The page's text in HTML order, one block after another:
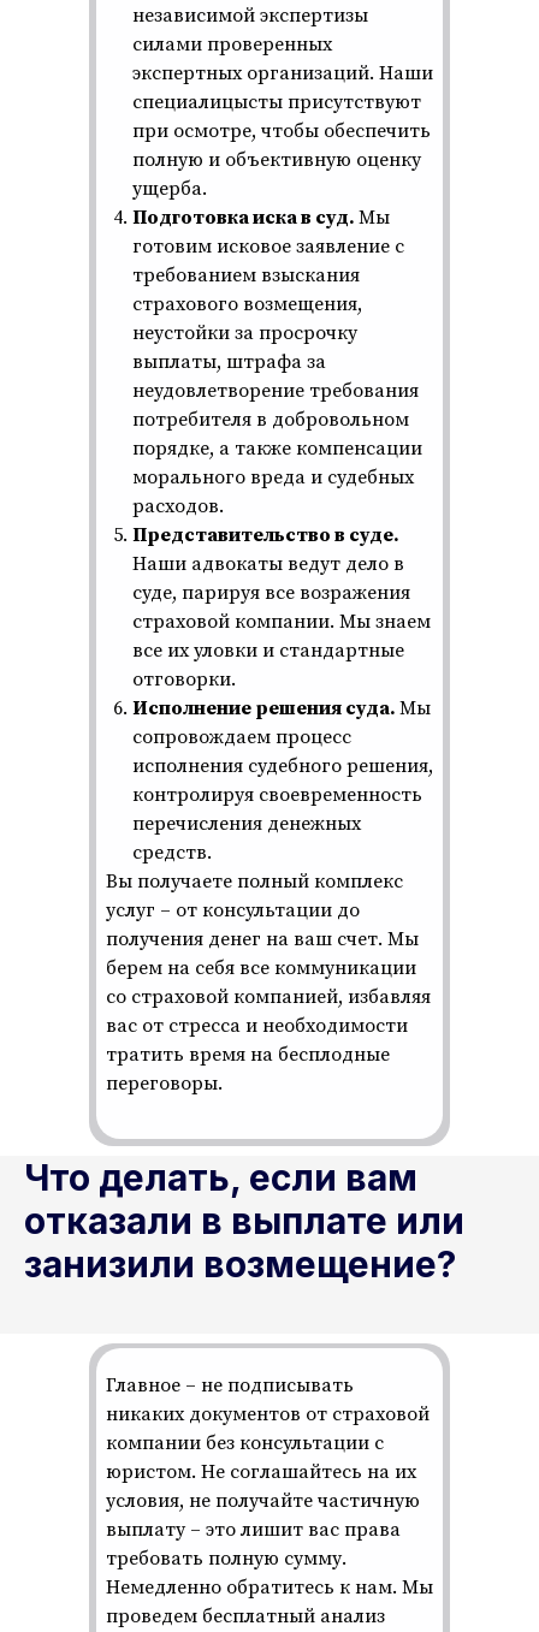
независимой экспертизы
силами проверенных
экспертных организаций. Наши
специалицысты присутствуют
при осмотре, чтобы обеспечить
полную и объективную оценку
ущерба.
Подготовка иска в суд. Мы
готовим исковое заявление с
требованием взыскания
страхового возмещения,
неустойки за просрочку
выплаты, штрафа за
неудовлетворение требования
потребителя в добровольном
порядке, а также компенсации
морального вреда и судебных
расходов.
Представительство в суде.
Наши адвокаты ведут дело в
суде, парируя все возражения
страховой компании. Мы знаем
все их уловки и стандартные
отговорки.
Исполнение решения суда. Мы
сопровождаем процесс
исполнения судебного решения,
контролируя своевременность
перечисления денежных
средств.
Вы получаете полный комплекс
услуг – от консультации до
получения денег на ваш счет. Мы
берем на себя все коммуникации
со страховой компанией, избавляя
вас от стресса и необходимости
тратить время на бесплодные
переговоры.
Что делать, если вам
отказали в выплате или
занизили возмещение?
Главное – не подписывать
никаких документов от страховой
компании без консультации с
юристом. Не соглашайтесь на их
условия, не получайте частичную
выплату – это лишит вас права
требовать полную сумму.
Немедленно обратитесь к нам. Мы
проведем бесплатный анализ